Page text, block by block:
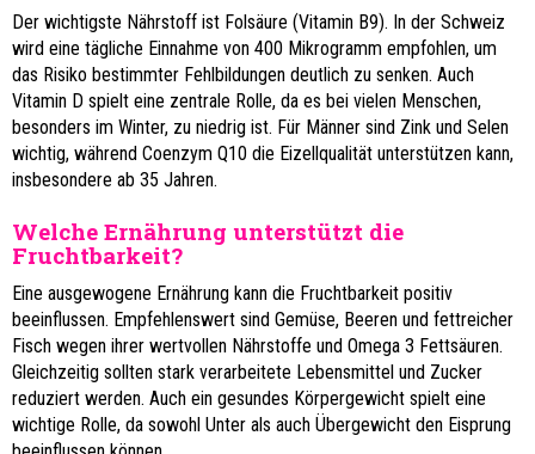
Der wichtigste Nährstoff ist Folsäure (Vitamin B9). In der Schweiz
wird eine tägliche Einnahme von 400 Mikrogramm empfohlen, um
das Risiko bestimmter Fehlbildungen deutlich zu senken. Auch
Vitamin D spielt eine zentrale Rolle, da es bei vielen Menschen,
besonders im Winter, zu niedrig ist. Für Männer sind Zink und Selen
wichtig, während Coenzym Q10 die Eizellqualität unterstützen kann,
insbesondere ab 35 Jahren.
Welche Ernährung unterstützt die
Fruchtbarkeit?
Eine ausgewogene Ernährung kann die Fruchtbarkeit positiv
beeinflussen. Empfehlenswert sind Gemüse, Beeren und fettreicher
Fisch wegen ihrer wertvollen Nährstoffe und Omega 3 Fettsäuren.
Gleichzeitig sollten stark verarbeitete Lebensmittel und Zucker
reduziert werden. Auch ein gesundes Körpergewicht spielt eine
wichtige Rolle, da sowohl Unter als auch Übergewicht den Eisprung